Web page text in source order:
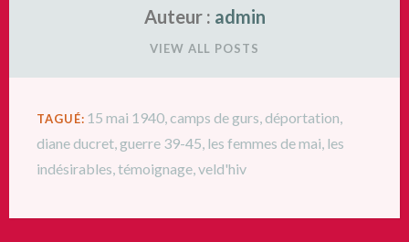
Auteur : admin
VIEW ALL POSTS
TAGUÉ: 15 mai 1940,camps de gurs, déportation,
diane ducret,guerre 39-45, les femmes de mai, les
indésirables,témoignage,veld'hiv